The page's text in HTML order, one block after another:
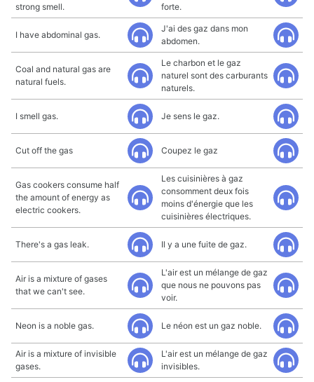
strong smell.
forte.
I have abdominal gas.
J'ai des gaz dans mon
abdomen.
Coal and natural gas are
natural fuels.
Le charbon et le gaz
naturel sont des carburants
naturels.
I smell gas. Je sens le gaz.
Cut off the gas Coupez le gaz
Gas cookers consume half
the amount of energy as
electric cookers.
Les cuisinières à gaz
consomment deux fois
moins d'énergie que les
cuisinières électriques.
There's a gas leak. Il y a une fuite de gaz.
Air is a mixture of gases
that we can't see.
L'air est un mélange de gaz
que nous ne pouvons pas
voir.
Neon is a noble gas. Le néon est un gaz noble.
Air is a mixture of invisible
gases.
L'air est un mélange de gaz
invisibles.